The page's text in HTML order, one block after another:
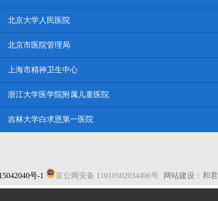
北京大学人民医院
北京市医院管理局
上海市精神卫生中心
浙江大学医学院附属儿童医院
吉林大学白求恩第一医院
号-1 京公网安备 11010502034496号 网站建设：和